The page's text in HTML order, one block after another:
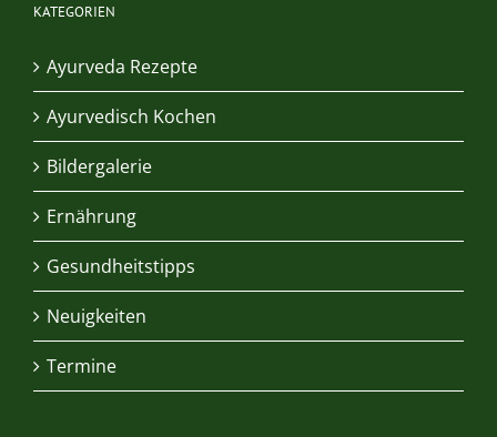
KATEGORIEN
Ayurveda Rezepte
Ayurvedisch Kochen
Bildergalerie
Ernährung
Gesundheitstipps
Neuigkeiten
Termine